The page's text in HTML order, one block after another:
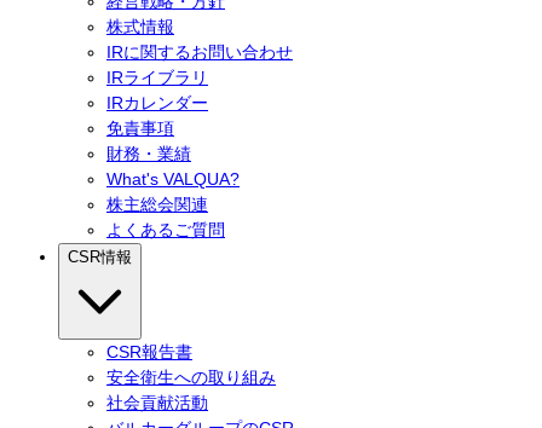
株式情報
IRに関するお問い合わせ
IRライブラリ
IRカレンダー
免責事項
財務・業績
What's VALQUA?
株主総会関連
よくあるご質問
CSR情報
CSR報告書
安全衛生への取り組み
社会貢献活動